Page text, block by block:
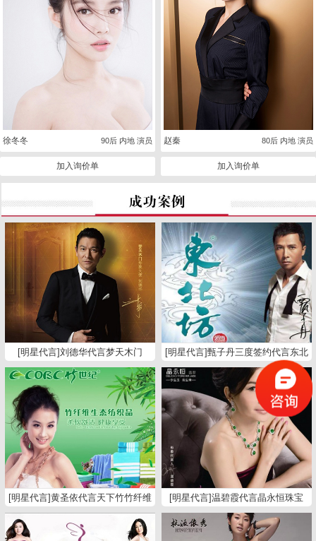
徐冬冬 90后 内地 演员
加入询价单
赵秦 80后 内地 演员
加入询价单
[明星代言]刘德华代言梦天木门
[明星代言]甄子丹三度签约代言东北
坊白酒
[明星代言]黄圣依代言天下竹竹纤维
纺织品
[明星代言]温碧霞代言晶永恒珠宝